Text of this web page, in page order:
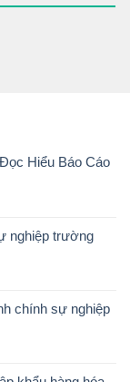
Hiểu Báo Cáo
nghiệp trường
chính sự nghiệp